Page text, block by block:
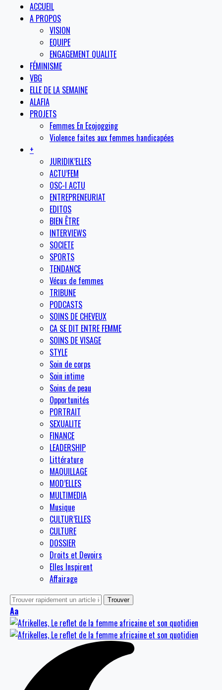
ACCUEIL
A PROPOS
VISION
EQUIPE
ENGAGEMENT QUALITE
FÉMINISME
VBG
ELLE DE LA SEMAINE
ALAFIA
PROJETS
Femmes En Ecojogging
Violence faites aux femmes handicapées
+
JURIDIK’ELLES
ACTU’FEM
OSC-I ACTU
ENTREPRENEURIAT
EDITOS
BIEN ÊTRE
INTERVIEWS
SOCIETE
SPORTS
TENDANCE
Vécus de femmes
TRIBUNE
PODCASTS
SOINS DE CHEVEUX
CA SE DIT ENTRE FEMME
SOINS DE VISAGE
STYLE
Soin de corps
Soin intime
Soins de peau
Opportunités
PORTRAIT
SEXUALITE
FINANCE
LEADERSHIP
Littérature
MAQUILLAGE
MOD’ELLES
MULTIMEDIA
Musique
CULTUR’ELLES
CULTURE
DOSSIER
Droits et Devoirs
Elles Inspirent
Affairage
Aa